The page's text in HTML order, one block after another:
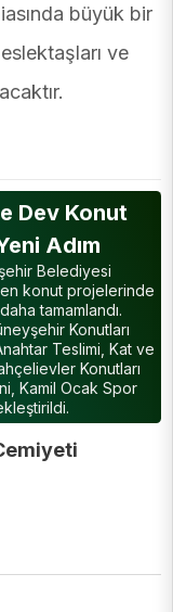
büyük bir
ve
Dev Konut
Adım
Belediyesi
konut projelerinde
tamamlandı.
Konutları
Teslimi, Kat ve
Konutları
Kamil Ocak Spor